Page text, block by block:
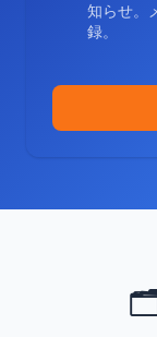
知らせ。
録。
🗂️